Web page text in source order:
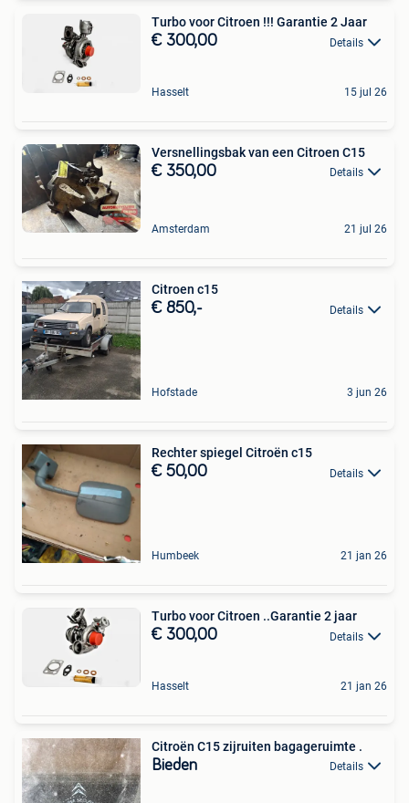
Turbo voor Citroen !!! Garantie 2 Jaar
€ 300,00 Details
Hasselt 15 jul 26
Versnellingsbak van een Citroen C15
€ 350,00 Details
Amsterdam 21 jul 26
Citroen c15
€ 850,- Details
Hofstade 3 jun 26
Rechter spiegel Citroën c15
€ 50,00 Details
Humbeek 21 jan 26
Turbo voor Citroen ..Garantie 2 jaar
€ 300,00 Details
Hasselt 21 jan 26
Citroën C15 zijruiten bagageruimte .
Bieden Details